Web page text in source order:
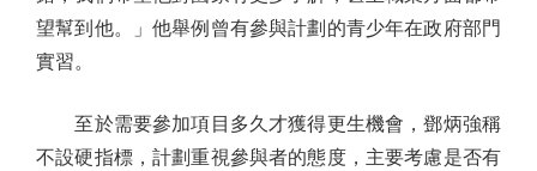
望幫到他。」他舉例曾有參與計劃的青少年在政府部門
實習。
至於需要參加項目多久才獲得更生機會，鄧炳強稱
不設硬指標，計劃重視參與者的態度，主要考慮是否有